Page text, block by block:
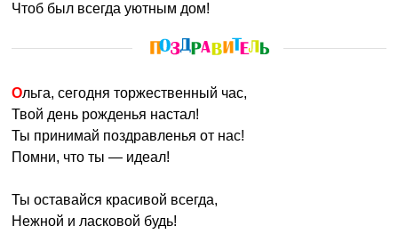
Чтоб был всегда уютным дом!
Ольга, сегодня торжественный час,
Твой день рожденья настал!
Ты принимай поздравленья от нас!
Помни, что ты — идеал!
Ты оставайся красивой всегда,
Нежной и ласковой будь!